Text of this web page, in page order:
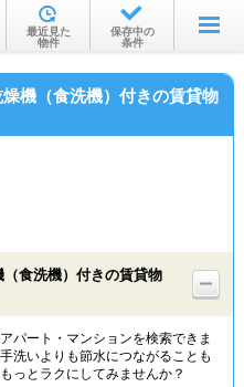
探す
・駅から
産会社から
最近見た
物件
保存中の
条件
機（食洗機）付きの賃貸物
食洗機）付きの賃貸物
パート・マンションを検索できま
洗いよりも節水につながることも
っとラクにしてみませんか？